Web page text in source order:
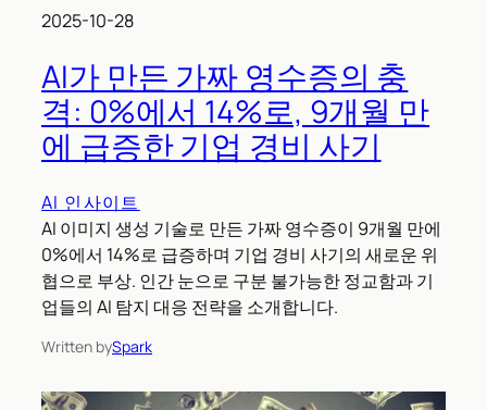
2025-10-28
AI가 만든 가짜 영수증의 충
격: 0%에서 14%로, 9개월 만
에 급증한 기업 경비 사기
AI 인사이트
AI 이미지 생성 기술로 만든 가짜 영수증이 9개월 만에
0%에서 14%로 급증하며 기업 경비 사기의 새로운 위
협으로 부상. 인간 눈으로 구분 불가능한 정교함과 기
업들의 AI 탐지 대응 전략을 소개합니다.
Written bySpark